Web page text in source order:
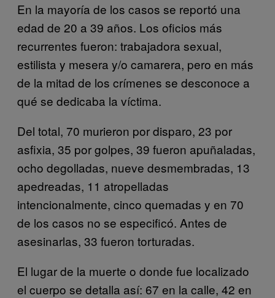
En la mayoría de los casos se reportó una
edad de 20 a 39 años. Los oficios más
recurrentes fueron: trabajadora sexual,
estilista y mesera y/o camarera, pero en más
de la mitad de los crímenes se desconoce a
qué se dedicaba la víctima.
Del total, 70 murieron por disparo, 23 por
asfixia, 35 por golpes, 39 fueron apuñaladas,
ocho degolladas, nueve desmembradas, 13
apedreadas, 11 atropelladas
intencionalmente, cinco quemadas y en 70
de los casos no se especificó. Antes de
asesinarlas, 33 fueron torturadas.
El lugar de la muerte o donde fue localizado
el cuerpo se detalla así: 67 en la calle, 42 en